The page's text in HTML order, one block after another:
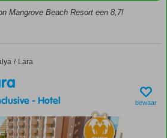
Mangrove Beach Resort een 8,7!
Lara
-Hotel bewaar